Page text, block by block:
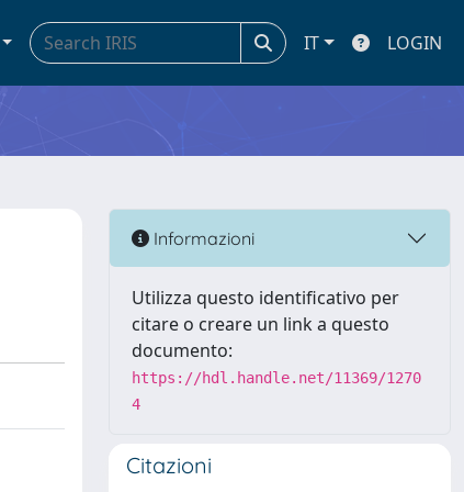
IT LOGIN
Informazioni
Utilizza questo identificativo per
citare o creare un link a questo
documento:
https://hdl.handle.net/11369/1270
4
Citazioni